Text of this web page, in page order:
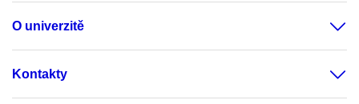
O univerzitě
Kontakty